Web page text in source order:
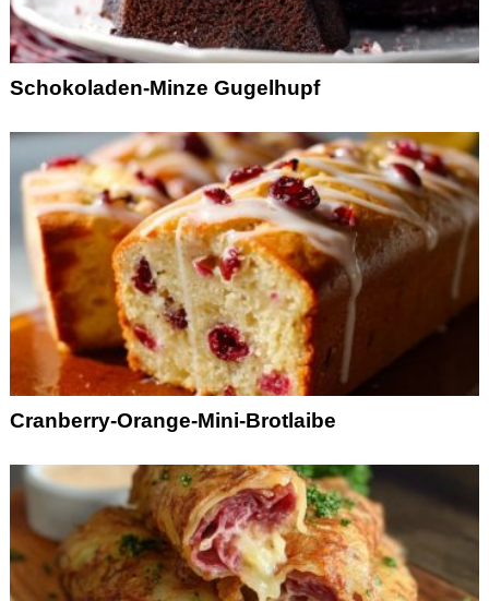
Schokoladen-Minze Gugelhupf
Cranberry-Orange-Mini-Brotlaibe